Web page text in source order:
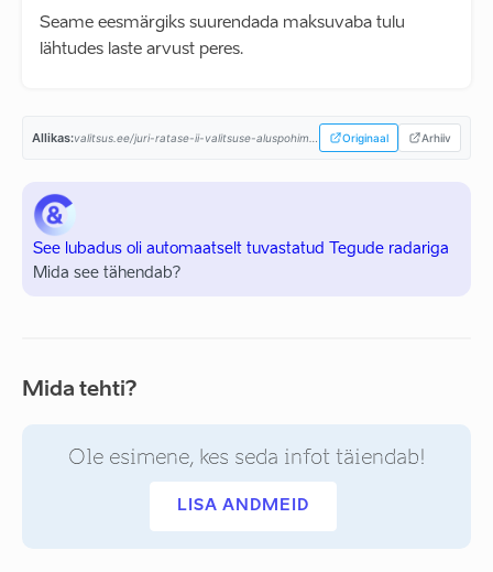
Seame eesmärgiks suurendada maksuvaba tulu
lähtudes laste arvust peres.
Allikas: Originaal Arhiiv
See lubadus oli automaatselt tuvastatud Tegude radariga
Mida see tähendab?
Mida tehti?
Ole esimene, kes seda infot täiendab!
LISA ANDMEID